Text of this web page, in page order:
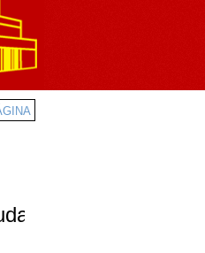
a nossa associação